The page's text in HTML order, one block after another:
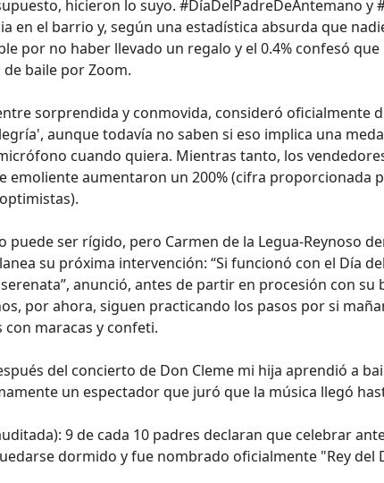
hicieron lo suyo. #DíaDelPadreDeAntemano y
en el barrio y, según una estadística absurda que
por no haber llevado un regalo y el 0.4% confesó
baile por Zoom.
sorprendida y conmovida, consideró oficialmente
aunque todavía no saben si eso implica una
cuando quiera. Mientras tanto, los
emoliente aumentaron un 200% (cifra proporcionada
puede ser rígido, pero Carmen de la Legua-Reynoso
su próxima intervención: “Si funcionó con el Día
anunció, antes de partir en procesión con su
por ahora, siguen practicando los pasos por si
maracas y confeti.
del concierto de Don Cleme mi hija aprendió a
un espectador que juró que la música llegó
9 de cada 10 padres declaran que celebrar
dormido y fue nombrado oficialmente "Rey del